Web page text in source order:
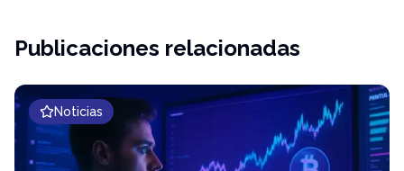
Publicaciones relacionadas
Noticias